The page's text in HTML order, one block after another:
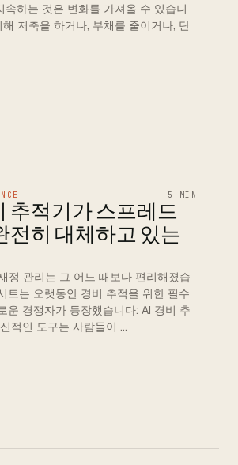
속하는 것은 변화를 가져올 수 있습니
저축을 하거나, 부채를 줄이거나, 단
5 MIN
추적기가 스프레드
전히 대체하고 있는
정 관리는 그 어느 때보다 편리해졌습
트는 오랫동안 경비 추적을 위한 필수
운 경쟁자가 등장했습니다: AI 경비 추
적인 도구는 사람들이 …